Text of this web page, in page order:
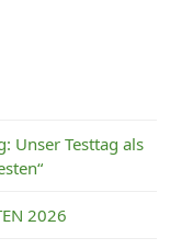
Unser Testtag als
2026